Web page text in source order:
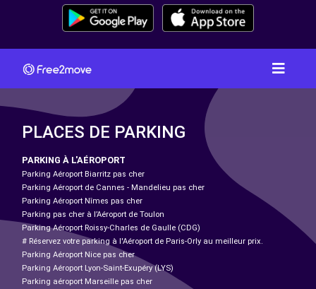
PLACES DE PARKING
PARKING À L'AÉROPORT
Parking Aéroport Biarritz pas cher
Parking Aéroport de Cannes - Mandelieu pas cher
Parking Aéroport Nîmes pas cher
Parking pas cher à l’Aéroport de Toulon
Parking Aéroport Roissy-Charles de Gaulle (CDG)
# Réservez votre parking à l'Aéroport de Paris-Orly au meilleur prix.
Parking Aéroport Nice pas cher
Parking Aéroport Lyon-Saint-Exupéry (LYS)
Parking aéroport Marseille pas cher